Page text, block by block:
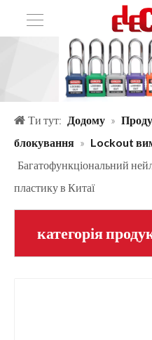
Ти тут: Додому »
блокування » Lockout
Багатофункціональний
пластику в Китаї
категорія